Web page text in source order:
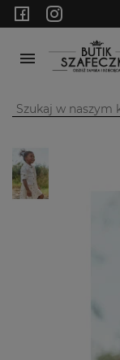
MENU